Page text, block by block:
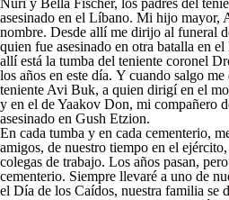
asesinado en el Líbano. Mi hijo mayor,
nombre. Desde allí me dirijo al funeral
quien fue asesinado en otra batalla en
allí está la tumba del teniente coronel
los años en este día. Y cuando salgo
teniente Avi Buk, a quien dirigí en el
y en el de Yaakov Don, mi compañero
asesinado en Gush Etzion.
En cada tumba y en cada cementerio,
amigos, de nuestro tiempo en el
colegas de trabajo. Los años pasan,
cementerio. Siempre llevaré a uno de
el Día de los Caídos, nuestra familia se